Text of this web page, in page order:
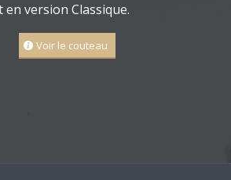
en version Classique.
Voir le couteau